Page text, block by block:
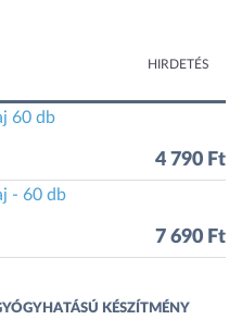
HIRDETÉS
60 db
4 790 Ft
- 60 db
7 690 Ft
KÉSZÍTMÉNY